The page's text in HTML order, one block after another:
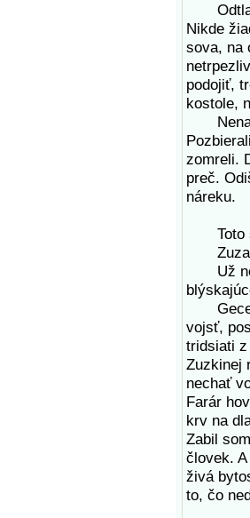
Nikde
sova, na
podojiť,
kostole,
zomreli.
preč.
náreku.
Toto
Zuza
Už
vojsť,
tridsiati
Zuzkinej
nechať
Farár
krv na
Zabil
človek.
živá
to, čo